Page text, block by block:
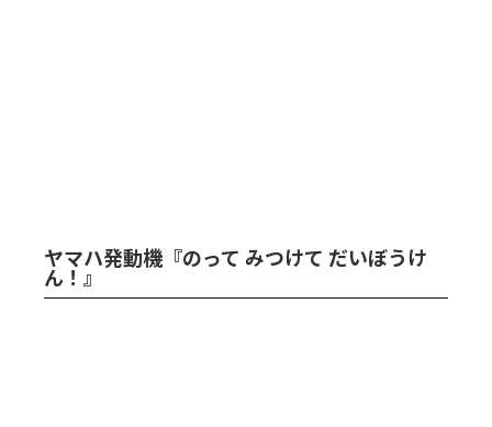
ヤマハ発動機『のって みつけて だいぼうけ
ん！』